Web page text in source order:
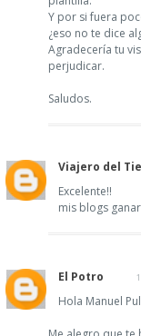
Y por si fuera
¿eso no te dice
Agradecería tu
perjudicar.
Saludos.
Viajero del
Excelente!!
mis blogs
El Potro
Hola Manuel